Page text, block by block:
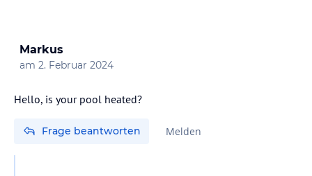
Markus
am 2. Februar 2024
Hello, is your pool heated?
Frage beantworten Melden